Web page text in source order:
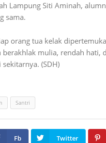
Lampung Siti Aminah,
sama.
orang tua kelak
mulia, rendah hati,
(SDH)
Santri
Fb Twitter